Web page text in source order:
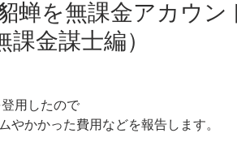
ング
蝉を無課金アカウン
金謀士編）
用したので
やかかった費用などを報告します。